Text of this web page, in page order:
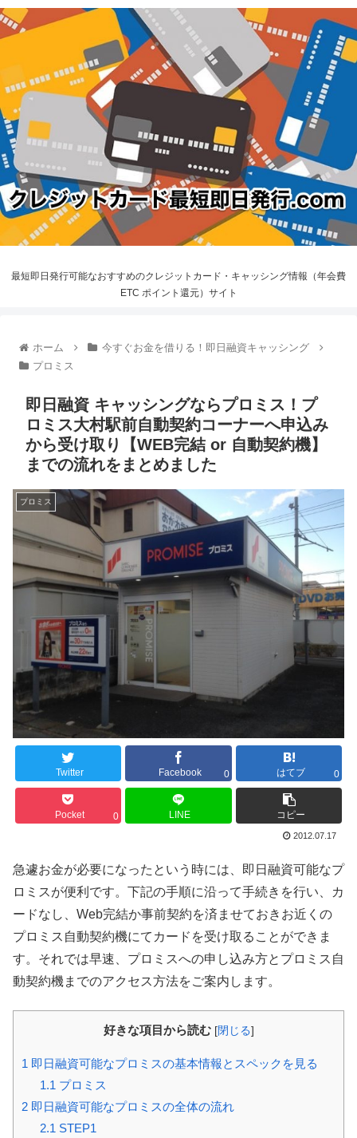
最短即日発行可能なおすすめのクレジットカード・キャッシング情報（年会費
ETC ポイント還元）サイト
ホーム
今すぐお金を借りる！即日融資キャッシング
プロミス
即日融資 キャッシングならプロミス！プ
ロミス大村駅前自動契約コーナーへ申込み
から受け取り【WEB完結 or 自動契約機】
までの流れをまとめました
プロミス
Twitter Facebook 0 はてブ 0
Pocket 0 LINE コピー
2012.07.17
急遽お金が必要になったという時には、即日融資可能なプ
ロミスが便利です。下記の手順に沿って手続きを行い、カ
ードなし、Web完結か事前契約を済ませておきお近くの
プロミス自動契約機にてカードを受け取ることができま
す。それでは早速、プロミスへの申し込み方とプロミス自
動契約機までのアクセス方法をご案内します。
好きな項目から読む [閉じる]
1 即日融資可能なプロミスの基本情報とスペックを見る
1.1 プロミス
2 即日融資可能なプロミスの全体の流れ
2.1 STEP1